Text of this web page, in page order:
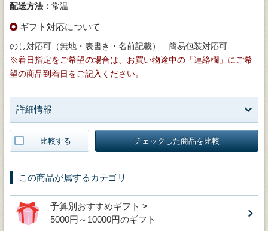
配送方法： 常温
ギフト対応について
のし対応可（無地・表書き・名前記載） 簡易包装対応可
※着日指定をご希望の場合は、お買い物途中の「連絡欄」にご希
望の商品到着日をご記入ください。
詳細情報
比較する チェックした商品を比較
この商品が属するカテゴリ
予算別おすすめギフト >
5000円～10000円のギフト